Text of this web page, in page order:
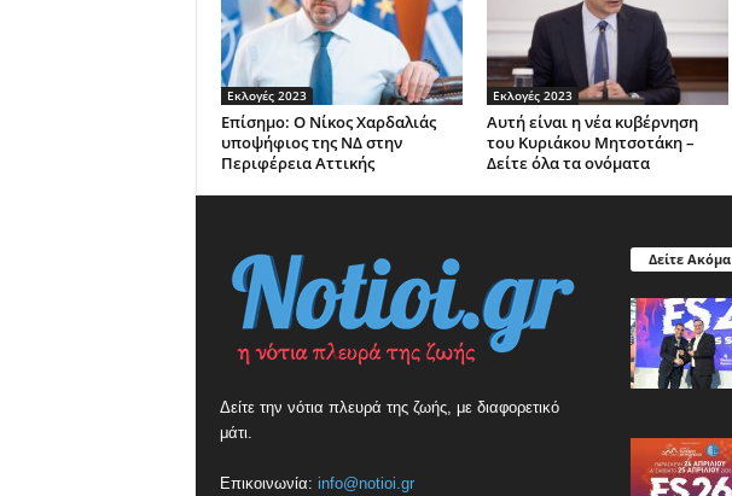
Εκλογές 2023
Επίσημο: Ο Νίκος Χαρδαλιάς
υποψήφιος της ΝΔ στην
Περιφέρεια Αττικής
Εκλογές 2023
Αυτή είναι η νέα κυβέρνηση
του Κυριάκου Μητσοτάκη –
Δείτε όλα τα ονόματα
Δείτε την νότια πλευρά της ζωής, με διαφορετικό
μάτι.
Επικοινωνία: info@notioi.gr
Δείτε Ακόμα